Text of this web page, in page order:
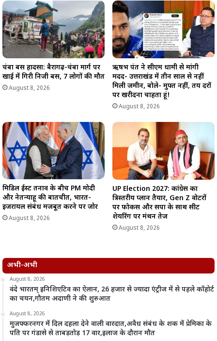
चंबा बस हादसा: बैरागढ़-चंबा मार्ग पर
खाई में गिरी निजी बस, 7 लोगों की मौत
August 8, 2026
ऋषभ पंत ने सीएम धामी से मांगी
मदद- उत्तराखंड में तीन साल से नहीं
मिली जमीन, बोले- मुफ्त नहीं, तय दरों
पर खरीदना चाहता हूं!
August 8, 2026
मिडिल ईस्ट तनाव के बीच PM मोदी
और नेतन्याहू की बातचीत, भारत-
इजरायल संबंध मजबूत करने पर जोर
August 8, 2026
UP Election 2027: कांग्रेस का
त्रिस्तरीय प्लान तैयार, Gen Z वोटरों
पर फोकस और सपा के साथ सीट
शेयरिंग पर मंथन तेज
August 8, 2026
अभी-अभी
August 8, 2026
वंदे भारतम् इनिशिएटिव का ऐलान, 26 हजार से ज्यादा एंट्रीज में से पहले कॉहोर्ट
का चयन,गौतम अदाणी ने की शुरुआत
August 8, 2026
मुजफ्फरनगर में दिल दहला देने वाली वारदात,अवैध संबंध के शक में प्रेमिका के
पति पर गंडासे से ताबड़तोड़ 17 वार,इलाज के दौरान मौत